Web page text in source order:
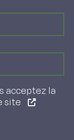
acceptez la
site